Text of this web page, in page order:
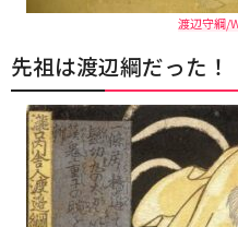
渡辺守綱/
先祖は渡辺綱だった！